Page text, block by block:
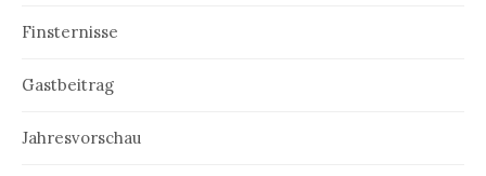
Finsternisse
Gastbeitrag
Jahresvorschau